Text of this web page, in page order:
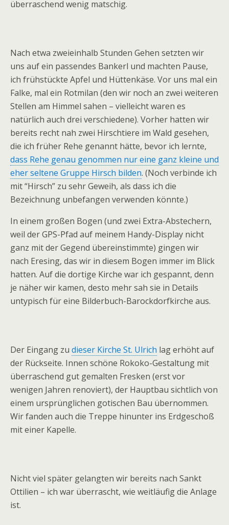
überraschend wenig matschig.
Nach etwa zweieinhalb Stunden Gehen setzten wir
uns auf ein passendes Bankerl und machten Pause,
ich frühstückte Apfel und Hüttenkäse. Vor uns mal ein
Falke, mal ein Rotmilan (den wir noch an zwei weiteren
Stellen am Himmel sahen – vielleicht waren es
natürlich auch drei verschiedene). Vorher hatten wir
bereits recht nah zwei Hirschtiere im Wald gesehen,
die ich früher Rehe genannt hätte, bevor ich lernte,
dass Rehe genau genommen nur eine ganz kleine und
eher seltene Gruppe Hirsch bilden. (Noch verbinde ich
mit “Hirsch” zu sehr Geweih, als dass ich die
Bezeichnung unbefangen verwenden könnte.)
In einem großen Bogen (und zwei Extra-Abstechern,
weil der GPS-Pfad auf meinem Handy-Display nicht
ganz mit der Gegend übereinstimmte) gingen wir
nach Eresing, das wir in diesem Bogen immer im Blick
hatten. Auf die dortige Kirche war ich gespannt, denn
je näher wir kamen, desto mehr sah sie in Details
untypisch für eine Bilderbuch-Barockdorfkirche aus.
Der Eingang zu dieser Kirche St. Ulrich lag erhöht auf
der Rückseite. Innen schöne Rokoko-Gestaltung mit
überraschend gut gemalten Fresken (erst vor
wenigen Jahren renoviert), der Hauptbau sichtlich von
einem ursprünglichen gotischen Bau übernommen.
Wir fanden auch die Treppe hinunter ins Erdgeschoß
mit einer Kapelle.
Nicht viel später gelangten wir bereits nach Sankt
Ottilien – ich war überrascht, wie weitläufig die Anlage
ist.